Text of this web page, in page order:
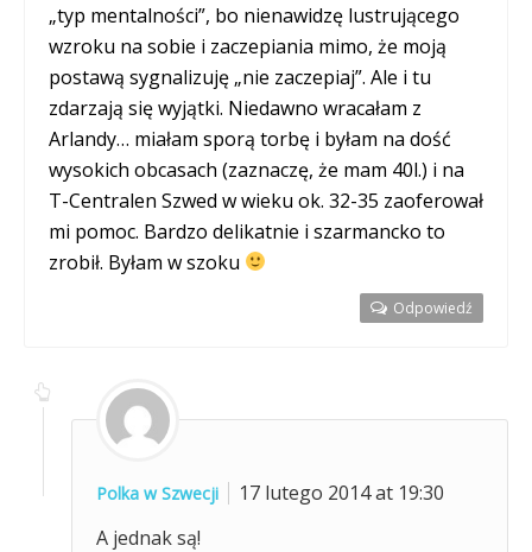
„typ mentalności”, bo nienawidzę lustrującego
wzroku na sobie i zaczepiania mimo, że moją
postawą sygnalizuję „nie zaczepiaj”. Ale i tu
zdarzają się wyjątki. Niedawno wracałam z
Arlandy… miałam sporą torbę i byłam na dość
wysokich obcasach (zaznaczę, że mam 40l.) i na
T-Centralen Szwed w wieku ok. 32-35 zaoferował
mi pomoc. Bardzo delikatnie i szarmancko to
zrobił. Byłam w szoku
Odpowiedź
Polka w Szwecji
17 lutego 2014 at 19:30
A jednak są!